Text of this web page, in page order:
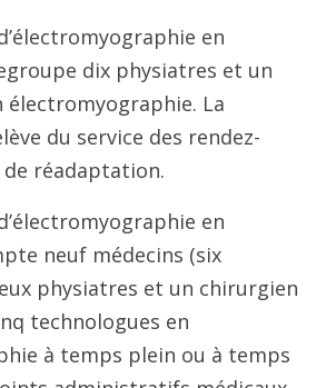
en
dix physiatres et un
électromyographie. La
du service des rendez-
réadaptation.
en
neuf médecins (six
physiatres et un chirurgien
technologues en
à temps plein ou à temps